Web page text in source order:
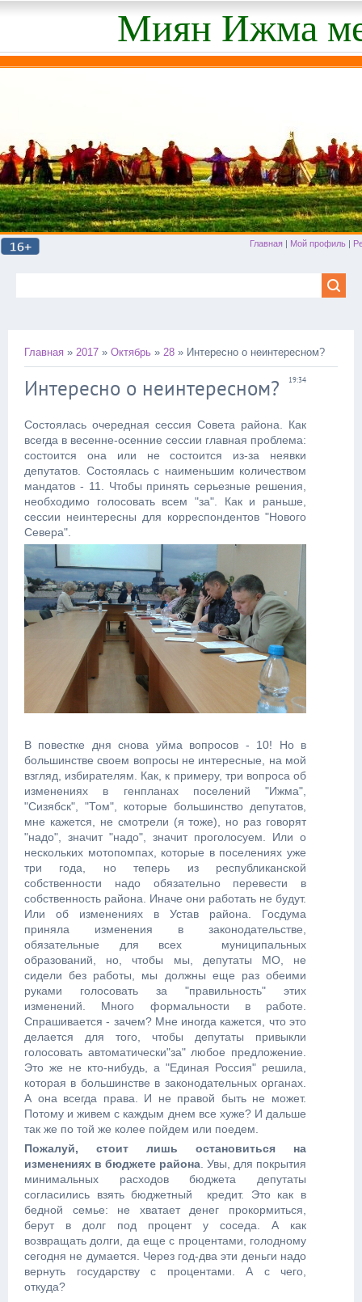
Миян Ижма
Главная | Мой профиль |
Главная » 2017 » Октябрь » 28 » Интересно о неинтересном?
19:34
Интересно о неинтересном?
Состоялась очередная сессия Совета района. Как
всегда в весенне-осенние сессии главная проблема:
состоится она или не состоится из-за неявки
депутатов. Состоялась с наименьшим количеством
мандатов - 11. Чтобы принять серьезные решения,
необходимо голосовать всем "за". Как и раньше,
сессии неинтересны для корреспондентов "Нового
Севера".
В повестке дня снова уйма вопросов - 10! Но в
большинстве своем вопросы не интересные, на мой
взгляд, избирателям. Как, к примеру, три вопроса об
изменениях в генпланах поселений "Ижма",
"Сизябск", "Том", которые большинство депутатов,
мне кажется, не смотрели (я тоже), но раз говорят
"надо", значит "надо", значит проголосуем. Или о
нескольких мотопомпах, которые в поселениях уже
три года, но теперь из республиканской
собственности надо обязательно перевести в
собственность района. Иначе они работать не будут.
Или об изменениях в Устав района. Госдума
приняла изменения в законодательстве,
обязательные для всех муниципальных
образований, но, чтобы мы, депутаты МО, не
сидели без работы, мы должны еще раз обеими
руками голосовать за "правильность" этих
изменений. Много формальности в работе.
Спрашивается - зачем? Мне иногда кажется, что это
делается для того, чтобы депутаты привыкли
голосовать автоматически"за" любое предложение.
Это же не кто-нибудь, а "Единая Россия" решила,
которая в большинстве в законодательных органах.
А она всегда права. И не правой быть не может.
Потому и живем с каждым днем все хуже? И дальше
так же по той же колее пойдем или поедем.
Пожалуй, стоит лишь остановиться на
изменениях в бюджете района. Увы, для покрытия
минимальных расходов бюджета депутаты
согласились взять бюджетный кредит. Это как в
бедной семье: не хватает денег прокормиться,
берут в долг под процент у соседа. А как
возвращать долги, да еще с процентами, голодному
сегодня не думается. Через год-два эти деньги надо
вернуть государству с процентами. А с чего,
откуда?